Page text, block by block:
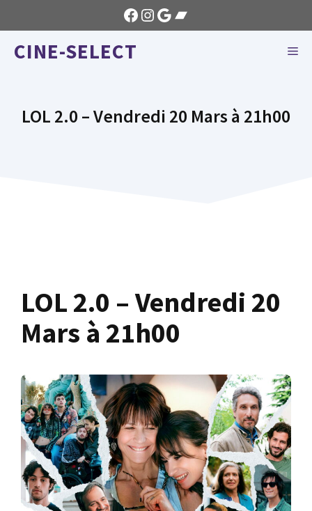
au
contenu
Facebook
Instagram
GoogleBandcamp
CINE-SELECT
LOL 2.0 – Vendredi 20 Mars à 21h00
LOL 2.0 – Vendredi 20
Mars à 21h00